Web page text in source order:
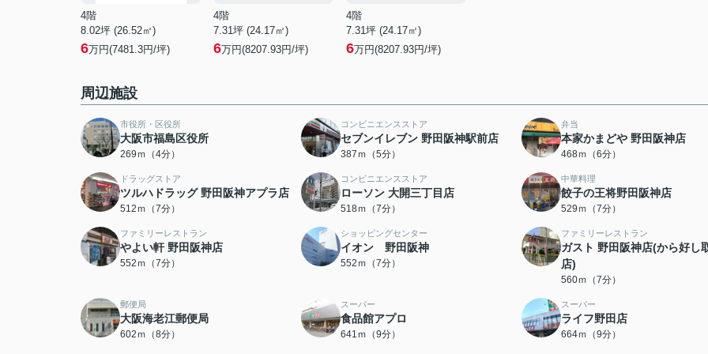
4階
8.02坪 (26.52㎡)
6万円(7481.3円/坪)
4階
7.31坪 (24.17㎡)
6万円(8207.93円/坪)
4階
7.31坪 (24.17㎡)
6万円(8207.93円/坪)
周辺施設
市役所・区役所
大阪市福島区役所
269ｍ（4分）
コンビニエンスストア
セブンイレブン 野田阪神駅前店
387ｍ（5分）
弁当
本家かまどや 野田阪神店
468ｍ（6分）
ドラッグストア
ツルハドラッグ 野田阪神アプラ店
512ｍ（7分）
コンビニエンスストア
ローソン 大開三丁目店
518ｍ（7分）
中華料理
餃子の王将野田阪神店
529ｍ（7分）
ファミリーレストラン
やよい軒 野田阪神店
552ｍ（7分）
ショッピングセンター
イオン 野田阪神
552ｍ（7分）
ファミリーレストラン
ガスト 野田阪神店(から好し
店)
560ｍ（7分）
郵便局
大阪海老江郵便局
602ｍ（8分）
スーパー
食品館アプロ
641ｍ（9分）
スーパー
ライフ野田店
664ｍ（9分）